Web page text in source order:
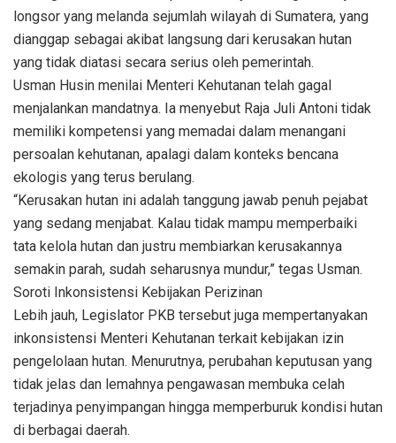
longsor yang melanda sejumlah wilayah di Sumatera, yang
dianggap sebagai akibat langsung dari kerusakan hutan
yang tidak diatasi secara serius oleh pemerintah.
Usman Husin menilai Menteri Kehutanan telah gagal
menjalankan mandatnya. Ia menyebut Raja Juli Antoni tidak
memiliki kompetensi yang memadai dalam menangani
persoalan kehutanan, apalagi dalam konteks bencana
ekologis yang terus berulang.
“Kerusakan hutan ini adalah tanggung jawab penuh pejabat
yang sedang menjabat. Kalau tidak mampu memperbaiki
tata kelola hutan dan justru membiarkan kerusakannya
semakin parah, sudah seharusnya mundur,” tegas Usman.
Soroti Inkonsistensi Kebijakan Perizinan
Lebih jauh, Legislator PKB tersebut juga mempertanyakan
inkonsistensi Menteri Kehutanan terkait kebijakan izin
pengelolaan hutan. Menurutnya, perubahan keputusan yang
tidak jelas dan lemahnya pengawasan membuka celah
terjadinya penyimpangan hingga memperburuk kondisi hutan
di berbagai daerah.